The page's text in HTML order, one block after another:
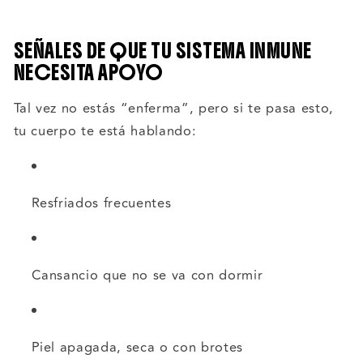
SEÑALES DE QUE TU SISTEMA INMUNE
NECESITA APOYO
Tal vez no estás “enferma”, pero si te pasa esto,
tu cuerpo te está hablando:
Resfriados frecuentes
Cansancio que no se va con dormir
Piel apagada, seca o con brotes